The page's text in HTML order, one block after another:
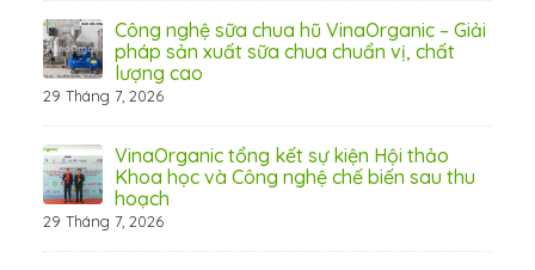
Công nghệ sữa chua hũ VinaOrganic – Giải
pháp sản xuất sữa chua chuẩn vị, chất
lượng cao
29 Tháng 7, 2026
VinaOrganic tổng kết sự kiện Hội thảo
Khoa học và Công nghệ chế biến sau thu
hoạch
29 Tháng 7, 2026